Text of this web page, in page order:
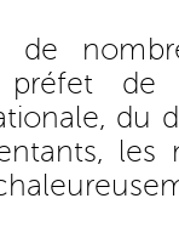
de
de
du